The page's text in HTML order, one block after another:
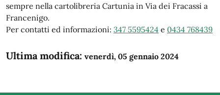
sempre nella cartolibreria Cartunia in Via dei Fracassi a
Francenigo.
Per contatti ed informazioni: 347 5595424 e 0434 768439
Ultima modifica: venerdì, 05 gennaio 2024